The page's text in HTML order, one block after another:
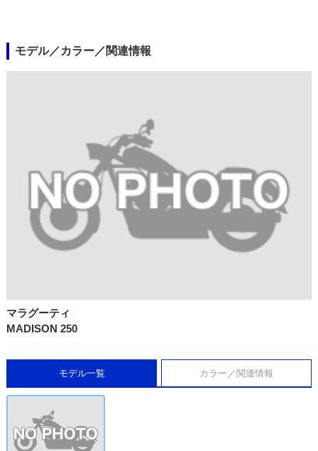
モデル／カラー／関連情報
マラグーティ
MADISON 250
モデル一覧 カラー／関連情報